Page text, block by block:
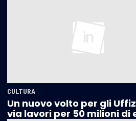
CULTURA
Un nuovo volto per gli
via lavori per 50 milioni di